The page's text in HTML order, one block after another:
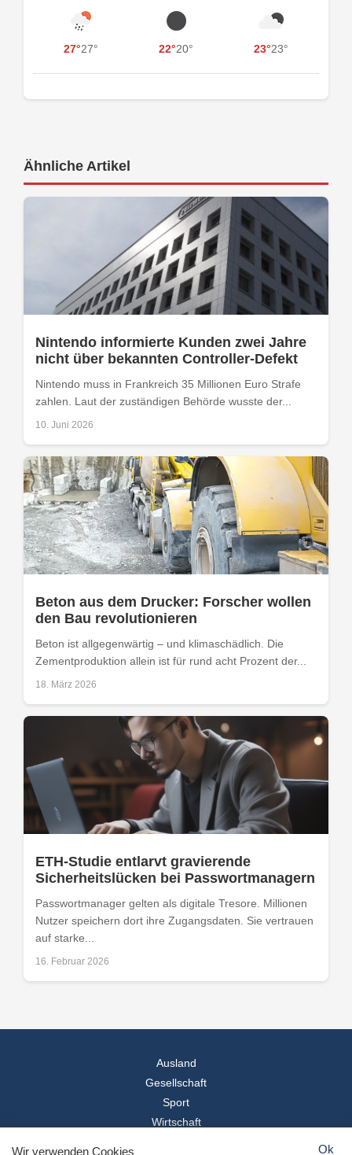
27°27° 22°20° 23°23°
Ähnliche Artikel
Nintendo informierte Kunden zwei Jahre
nicht über bekannten Controller-Defekt
Nintendo muss in Frankreich 35 Millionen Euro Strafe
zahlen. Laut der zuständigen Behörde wusste der...
10. Juni 2026
Beton aus dem Drucker: Forscher wollen
den Bau revolutionieren
Beton ist allgegenwärtig – und klimaschädlich. Die
Zementproduktion allein ist für rund acht Prozent der...
18. März 2026
ETH-Studie entlarvt gravierende
Sicherheitslücken bei Passwortmanagern
Passwortmanager gelten als digitale Tresore. Millionen
Nutzer speichern dort ihre Zugangsdaten. Sie vertrauen
auf starke...
16. Februar 2026
Ausland
Gesellschaft
Sport
Wirtschaft
Wir verwenden Cookies Ok